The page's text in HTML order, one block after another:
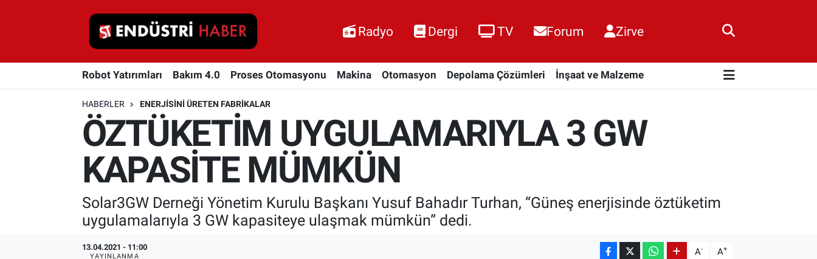
Radyo Dergi TV Forum Zirve
Robot Yatırımları Bakım 4.0 Proses Otomasyonu Makina Otomasyon Depolama Çözümleri İnşaat ve Malzeme
HABERLER ENERJISINI ÜRETEN FABRIKALAR
ÖZTÜKETİM UYGULAMARIYLA 3 GW
KAPASİTE MÜMKÜN
Solar3GW Derneği Yönetim Kurulu Başkanı Yusuf Bahadır Turhan, “Güneş enerjisinde öztüketim
uygulamalarıyla 3 GW kapasiteye ulaşmak mümkün” dedi.
13.04.2021 - 11:00
YAYINLANMA A- A+
Robot Yatırımları
Proses Otomasyonu
Otomasyon
Depolama Çözümleri
İnşaat ve Malzeme